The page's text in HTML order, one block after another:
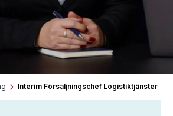
Interim Försäljningschef Logistiktjänster